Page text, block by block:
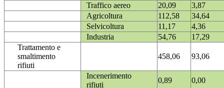
Traffico aereo 20,09
3,87
Agricoltura
112,58
34,64
Selvicoltura
11,17
4,36
Industria
54,76
17,29
Trattamento e
smaltimento
rifiuti
458,06 93,06
Incenerimento
rifiuti
0,89
0,00